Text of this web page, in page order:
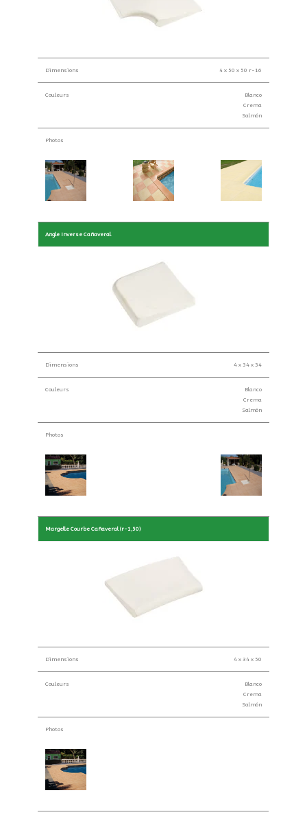
Dimensions 4 x 50 x 50 r-16
Couleurs
Blanco
Crema
Salmón
Photos
Angle Inverse Cañaveral
Dimensions 4 x 34 x 34
Couleurs
Blanco
Crema
Salmón
Photos
Margelle Courbe Cañaveral (r-1,50)
Dimensions 4 x 34 x 50
Couleurs
Blanco
Crema
Salmón
Photos